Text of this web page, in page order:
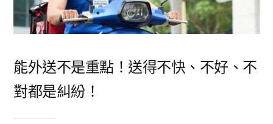
能外送不是重點！送得不快、不好、不
對都是糾紛！